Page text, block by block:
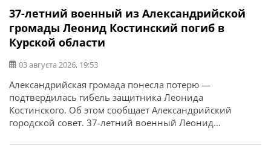
37-летний военный из Александрийской
громады Леонид Костинский погиб в
Курской области
03 августа 2026, 19:53
Александрийская громада понесла потерю —
подтвердилась гибель защитника Леонида
Костинского. Об этом сообщает Александрийский
городской совет. 37-летний военный Леонид
области. У него остались жена, двое сыновей, мать,